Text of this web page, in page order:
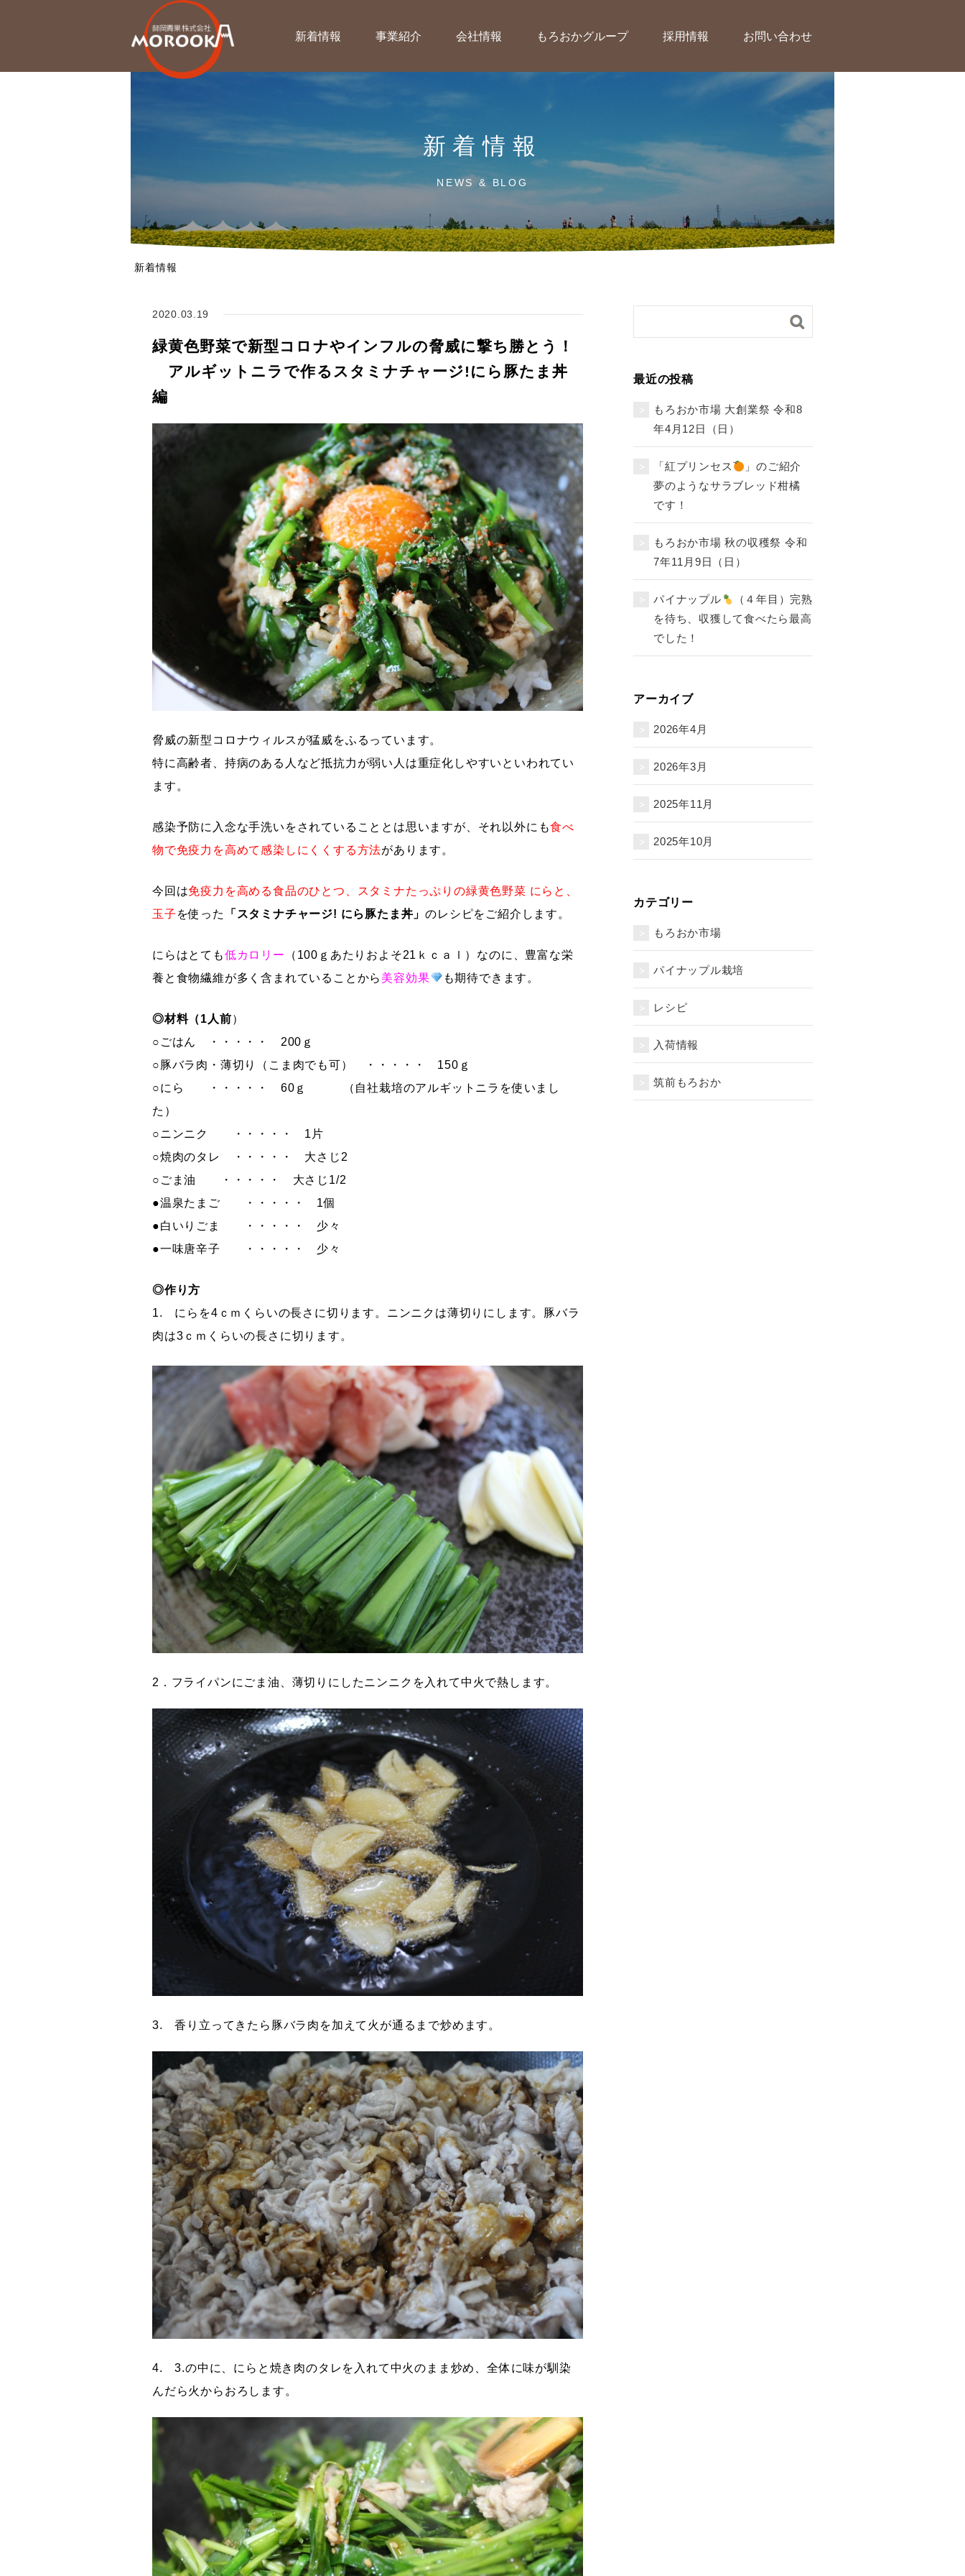
新着情報 事業紹介 会社情報 もろおかグループ 採用情報 お問い合わせ
新着情報
NEWS & BLOG
新着情報
2020.03.19
緑黄色野菜で新型コロナやインフルの脅威に撃ち勝とう！
アルギットニラで作るスタミナチャージ!にら豚たま丼
編
脅威の新型コロナウィルスが猛威をふるっています。
特に高齢者、持病のある人など抵抗力が弱い人は重症化しやすいといわれてい
ます。
感染予防に入念な手洗いをされていることとは思いますが、それ以外にも食べ
物で免疫力を高めて感染しにくくする方法があります。
今回は免疫力を高める食品のひとつ、スタミナたっぷりの緑黄色野菜 にらと、
玉子 を使った 「スタミナチャージ! にら豚たま丼」のレシピをご紹介します。
にらはとても低カロリー （100ｇあたりおよそ21ｋｃａｌ）なのに、 豊富な栄
養と食物繊維が多く含まれていることから 美容効果 も期待できます 。
◎材料（1人前）
○ごはん ・・・・・ 200ｇ
○豚バラ肉・薄切り（こま肉でも可） ・・・・・ 150ｇ
○にら ・・・・・ 60ｇ （自社栽培のアルギットニラを使いまし
た）
○ニンニク ・・・・・ 1片
○焼肉のタレ ・・・・・ 大さじ2
○ごま油 ・・・・・ 大さじ1/2
●温泉たまご ・・・・・ 1個
●白いりごま ・・・・・ 少々
●一味唐辛子 ・・・・・ 少々
◎作り方
1. にらを4ｃｍくらいの長さに切ります。ニンニクは薄切りにします。豚バラ
肉は3ｃｍくらいの長さに切ります。
2．フライパンにごま油、薄切りにしたニンニクを入れて中火で熱します。
3. 香り立ってきたら豚バラ肉を加えて火が通るまで炒めます。
4. 3.の中に、にらと焼き肉のタレを入れて中火のまま炒め、全体に味が馴染
んだら火からおろします。
最近の投稿
もろおか市場 大創業祭 令和8
年4月12日（日）
「紅プリンセス
」のご紹介
夢のようなサラブレッド柑橘
です！
もろおか市場 秋の収穫祭 令和
7年11月9日（日）
パイナップル
（４年目）完熟
を待ち、収獲して食べたら最高
でした！
アーカイブ
2026年4月
2026年3月
2025年11月
2025年10月
カテゴリー
もろおか市場
パイナップル栽培
レシピ
入荷情報
筑前もろおか